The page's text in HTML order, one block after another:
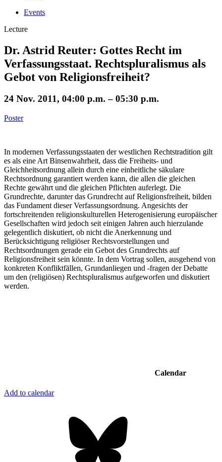
Events
Lecture
Dr. Astrid Reuter: Gottes Recht im
Verfassungsstaat. Rechtspluralismus als
Gebot von Religionsfreiheit?
24 Nov. 2011, 04:00 p.m. – 05:30 p.m.
Poster
In modernen Verfassungsstaaten der westlichen Rechtstradition gilt
es als eine Art Binsenwahrheit, dass die Freiheits- und
Gleichheitsordnung allein durch eine einheitliche säkulare
Rechtsordnung garantiert werden kann, die allen die gleichen
Rechte gewährt und die gleichen Pflichten auferlegt. Die
Grundrechte, darunter das Grundrecht auf Religionsfreiheit, bilden
das Fundament dieser Verfassungsordnung. Angesichts der
fortschreitenden religionskulturellen Heterogenisierung europäischer
Gesellschaften wird jedoch seit einigen Jahren auch hierzulande
gelegentlich diskutiert, ob nicht die Anerkennung und
Berücksichtigung religiöser Rechtsvorstellungen und
Rechtsordnungen gerade ein Gebot des Grundrechts auf
Religionsfreiheit sein könnte. In dem Vortrag sollen, ausgehend von
konkreten Konfliktfällen, Grundanliegen und -fragen der Debatte
um den (religiösen) Rechtspluralismus aufgeworfen und diskutiert
werden.
Calendar
Add to calendar